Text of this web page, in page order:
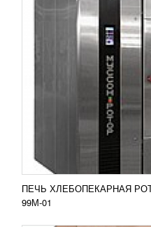
ПЕЧЬ ХЛЕБОПЕКАРНАЯ
99М-01
SYNTHESIS
199 990 RUB
При создании
термоусадочного
INOXSYNTHESIS INOX
для достижения
ПОДРОБНЕЕ